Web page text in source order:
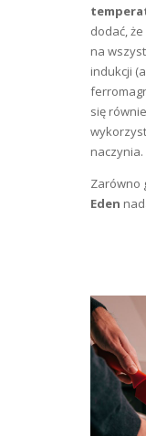
dodać,
na
indukcji
się
naczynia.
Zarówno
Eden